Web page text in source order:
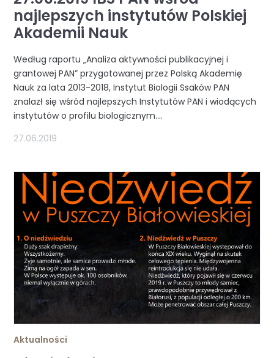
najlepszych instytutów Polskiej
Akademii Nauk
Według raportu „Analiza aktywności publikacyjnej i
grantowej PAN” przygotowanej przez Polską Akademię
Nauk za lata 2013-2018, Instytut Biologii Ssaków PAN
znalazł się wśród najlepszych Instytutów PAN i wiodących
instytutów o profilu biologicznym....
27.06.2019
Aktualności